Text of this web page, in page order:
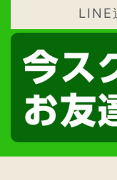
LINE